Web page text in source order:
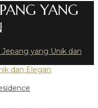
YANG
yang Unik dan